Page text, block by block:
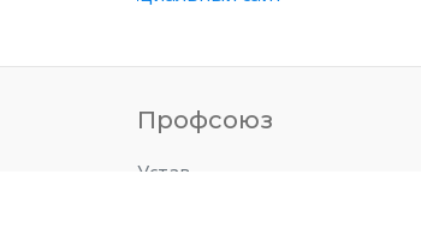
Профсоюз
Устав